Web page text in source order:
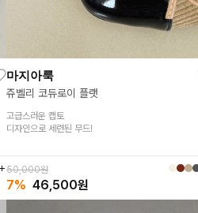
마지아룩
쥬벨리 코듀로이 플랫
고급스러운 캡토
디자인으로 세련된 무드!
50,000원
7% 46,500원